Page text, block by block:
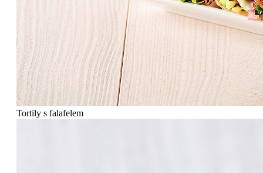
Tortily s falafelem